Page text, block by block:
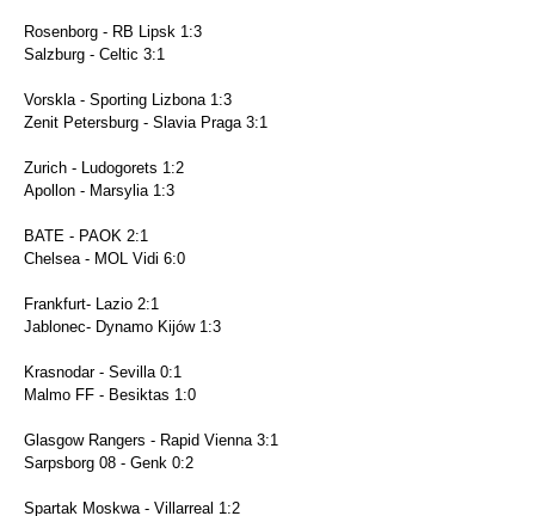
Rosenborg - RB Lipsk 1:3
Salzburg - Celtic 3:1
Vorskla - Sporting Lizbona 1:3
Zenit Petersburg - Slavia Praga 3:1
Zurich - Ludogorets 1:2
Apollon - Marsylia 1:3
BATE - PAOK 2:1
Chelsea - MOL Vidi 6:0
Frankfurt- Lazio 2:1
Jablonec- Dynamo Kijów 1:3
Krasnodar - Sevilla 0:1
Malmo FF - Besiktas 1:0
Glasgow Rangers - Rapid Vienna 3:1
Sarpsborg 08 - Genk 0:2
Spartak Moskwa - Villarreal 1:2